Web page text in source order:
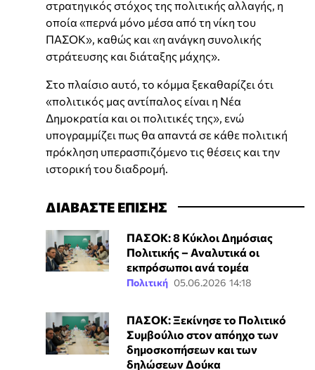
στρατηγικός στόχος της πολιτικής αλλαγής, η
οποία «περνά μόνο μέσα από τη νίκη του
ΠΑΣΟΚ», καθώς και «η ανάγκη συνολικής
στράτευσης και διάταξης μάχης».
Στο πλαίσιο αυτό, το κόμμα ξεκαθαρίζει ότι
«πολιτικός μας αντίπαλος είναι η Νέα
Δημοκρατία και οι πολιτικές της», ενώ
υπογραμμίζει πως θα απαντά σε κάθε πολιτική
πρόκληση υπερασπιζόμενο τις θέσεις και την
ιστορική του διαδρομή.
ΔΙΑΒΑΣΤΕ ΕΠΙΣΗΣ
ΠΑΣΟΚ: 8 Κύκλοι Δημόσιας
Πολιτικής – Αναλυτικά οι
εκπρόσωποι ανά τομέα
Πολιτική 05.06.2026 14:18
ΠΑΣΟΚ: Ξεκίνησε το Πολιτικό
Συμβούλιο στον απόηχο των
δημοσκοπήσεων και των
δηλώσεων Δούκα